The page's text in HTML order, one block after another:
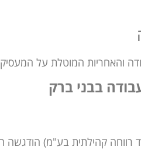
והאחריות המוטלת על
בבני ברק
אל משרקי נגד רווחה קהילתית